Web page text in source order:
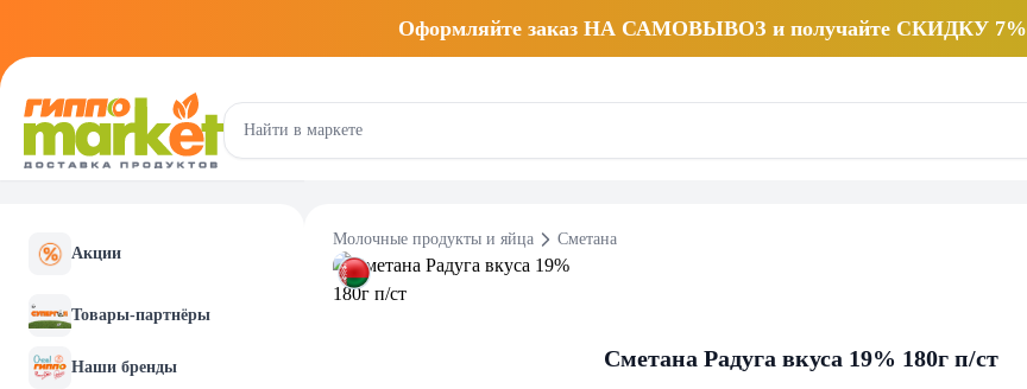
Оформляйте заказ НА САМОВЫВОЗ и получайте СКИДКУ 7%
Акции
Товары-партнёры
Наши бренды
Молочные продукты и яйца Сметана
Сметана Радуга вкуса 19% 180г п/ст